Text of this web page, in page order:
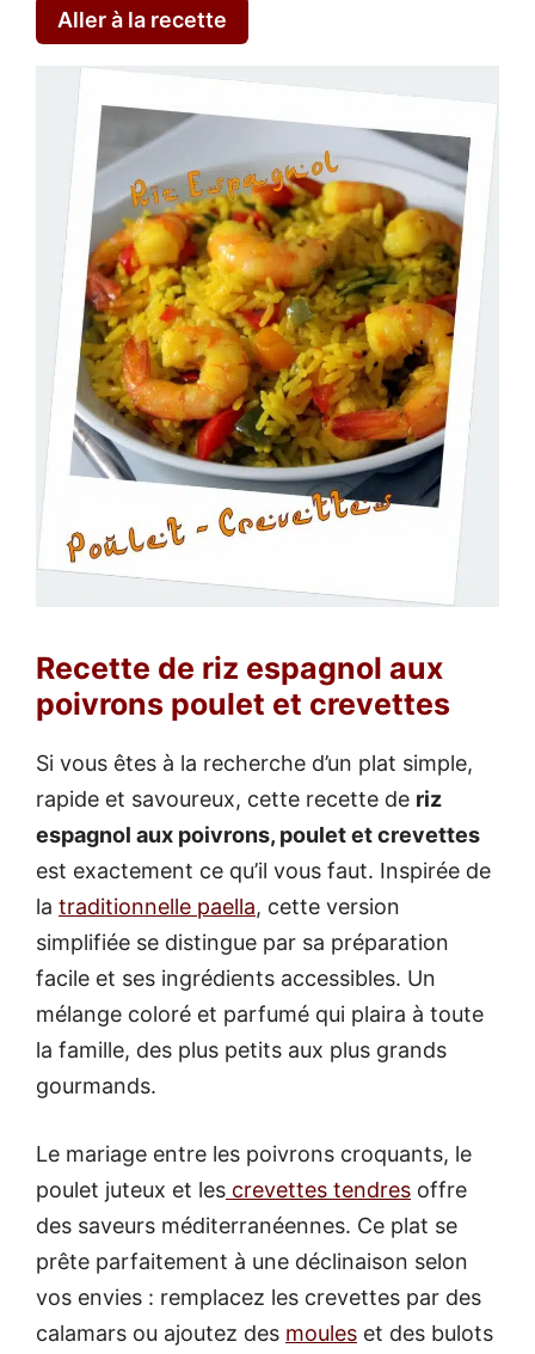
Aller à la recette
Recette de riz espagnol aux
poivrons poulet et crevettes
Si vous êtes à la recherche d’un plat simple,
rapide et savoureux, cette recette de riz
espagnol aux poivrons, poulet et crevettes
est exactement ce qu’il vous faut. Inspirée de
la traditionnelle paella, cette version
simplifiée se distingue par sa préparation
facile et ses ingrédients accessibles. Un
mélange coloré et parfumé qui plaira à toute
la famille, des plus petits aux plus grands
gourmands.
Le mariage entre les poivrons croquants, le
poulet juteux et les crevettes tendres offre
des saveurs méditerranéennes. Ce plat se
prête parfaitement à une déclinaison selon
vos envies : remplacez les crevettes par des
calamars ou ajoutez des moules et des bulots